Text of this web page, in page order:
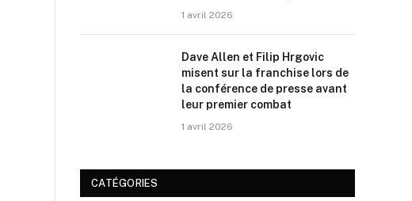
1 avril 2026
Dave Allen et Filip Hrgovic
misent sur la franchise lors de
la conférence de presse avant
leur premier combat
1 avril 2026
CATÉGORIES